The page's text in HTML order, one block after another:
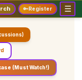
& Sastram▾
🔑Register ☰
(Must Watch!)